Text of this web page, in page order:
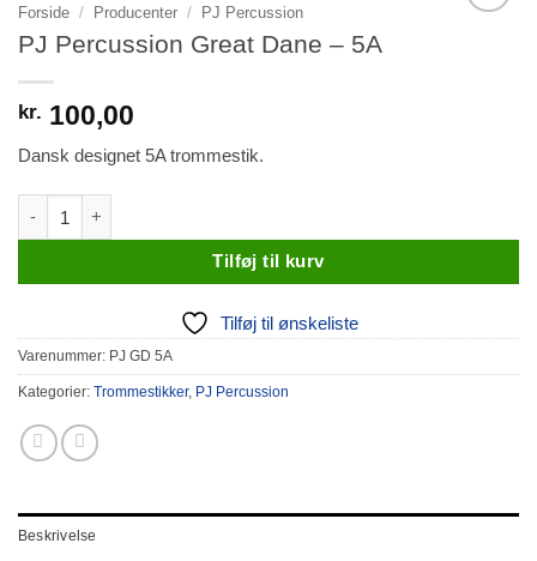
Forside / Producenter / PJ Percussion
PJ Percussion Great Dane – 5A
kr. 100,00
Dansk designet 5A trommestik.
Tilføj til kurv
Tilføj til ønskeliste
Varenummer: PJ GD 5A
Kategorier: Trommestikker, PJ Percussion
Beskrivelse